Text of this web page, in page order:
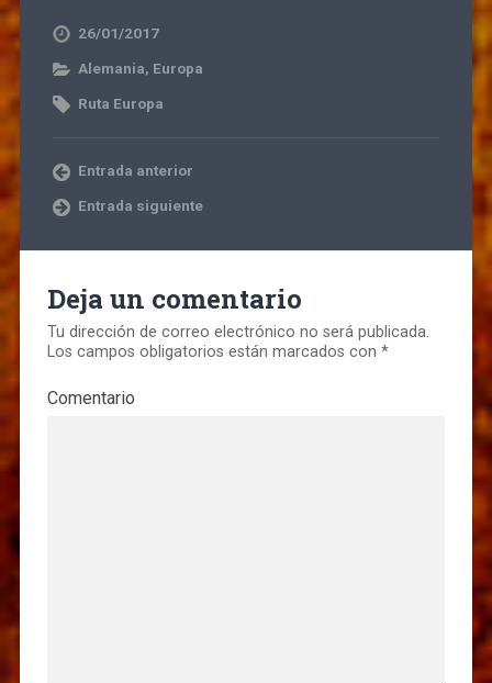
26/01/2017
Alemania, Europa
Ruta Europa
Entrada anterior
Entrada siguiente
Deja un comentario
Tu dirección de correo electrónico no será publicada.
Los campos obligatorios están marcados con *
Comentario